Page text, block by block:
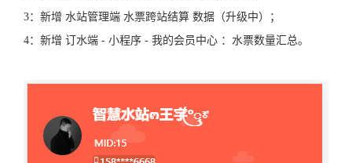
3：新增 水站管理端 水票跨站结算 数据（升级中）；
4：新增 订水端 - 小程序 - 我的会员中心 ：水票数量汇总。